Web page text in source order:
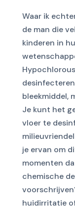
Waar ik
de man die
kinderen in
bleekmiddel,
Je kunt het
vloer te
je ervan om
momenten
chemische
huidirritatie